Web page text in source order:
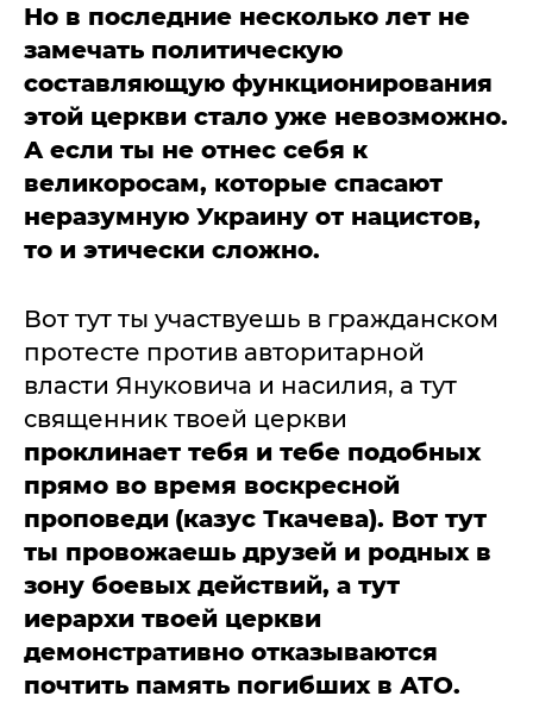
Но в последние несколько лет не
замечать политическую
составляющую функционирования
этой церкви стало уже невозможно.
А если ты не отнес себя к
великоросам, которые спасают
неразумную Украину от нацистов,
то и этически сложно.
Вот тут ты участвуешь в гражданском
протесте против авторитарной
власти Януковича и насилия, а тут
священник твоей церкви
проклинает тебя и тебе подобных
прямо во время воскресной
проповеди (казус Ткачева). Вот тут
ты провожаешь друзей и родных в
зону боевых действий, а тут
иерархи твоей церкви
демонстративно отказываются
почтить память погибших в АТО.